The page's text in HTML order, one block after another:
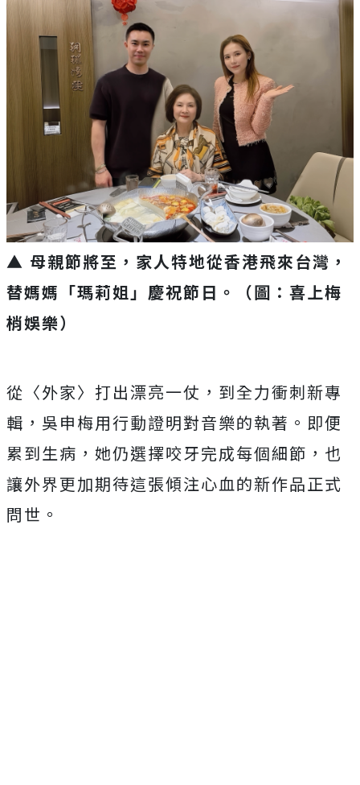
▲ 母親節將至， 家人特地從香港飛來台灣，
替媽媽「瑪莉姐」慶祝節日 。（圖：喜上梅
梢娛樂）
從〈外家〉打出漂亮一仗，到全力衝刺新專
輯， 吳申梅用行動證明對音樂的執著。即便
累到生病， 她仍選擇咬牙完成每個細節， 也
讓外界更加期待這張傾注心血的新作品正式
問世。